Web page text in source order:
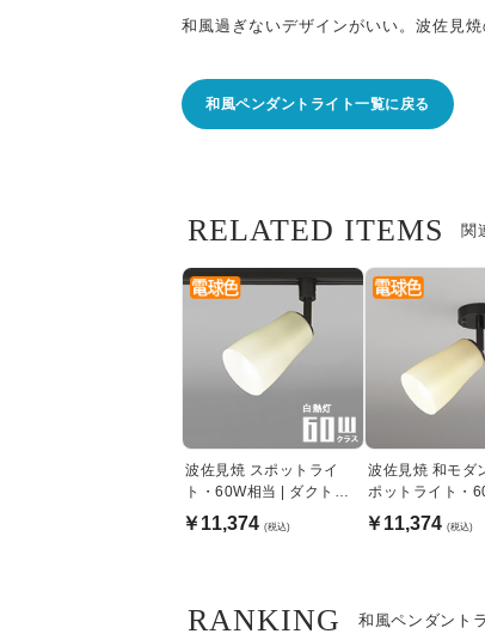
和風過ぎないデザインがいい。波佐見
和風ペンダントライト一覧に戻る
関
RELATED ITEMS
波佐見焼 スポットライ
ト・60W相当 | ダクトレ
ール用
￥11,374 (税込)
波佐見焼 和モダ
ポットライト・
￥11,374 (税込)
和風ペンダント
RANKING